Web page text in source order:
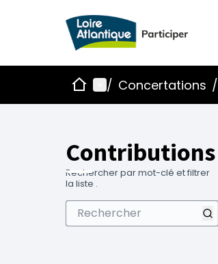
AccueilMenu principal
/ Concertations /
Contributions
Rechercher par mot-clé et filtrer
la liste .